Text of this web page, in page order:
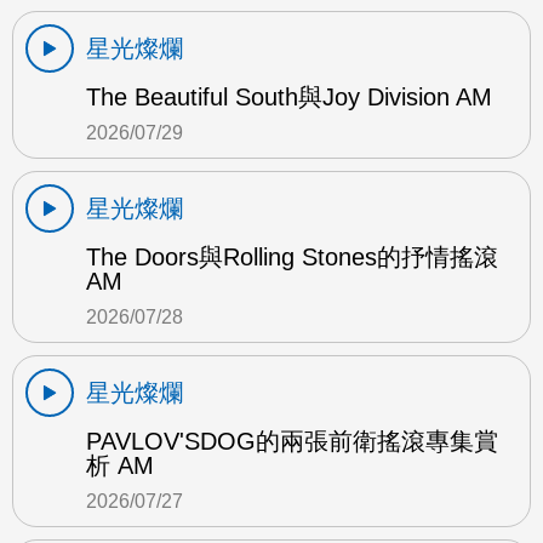
星光燦爛
The Beautiful South與Joy Division AM
2026/07/29
星光燦爛
The Doors與Rolling Stones的抒情搖滾
AM
2026/07/28
星光燦爛
PAVLOV'SDOG的兩張前衛搖滾專集賞
析 AM
2026/07/27